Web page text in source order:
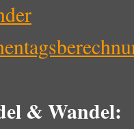
& Wandel: